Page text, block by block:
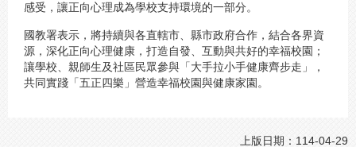
感受，讓正向心理成為學校支持環境的一部分。
國教署表示，將持續與各直轄市、縣市政府合作，結合各界資
源，深化正向心理健康，打造自發、互動與共好的幸福校園；
讓學校、親師生及社區民眾參與「大手拉小手健康齊步走」，
共同實踐「五正四樂」營造幸福校園與健康家園。
上版日期：114-04-29